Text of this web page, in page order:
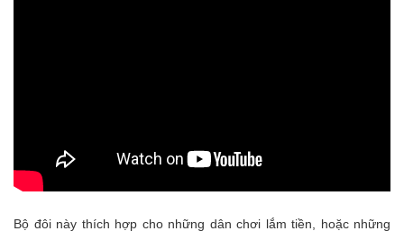
Bộ đôi này thích hợp cho những dân chơi lắm tiền, hoặc những